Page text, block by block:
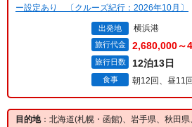
ー設定あり 〔クルーズ紀行：2026年10月〕
出発地 横浜港
旅行代金 2,680,000～
旅行日数 12泊13日
食事 朝12回、昼11
目的地：北海道(札幌・函館)、岩手県、秋田